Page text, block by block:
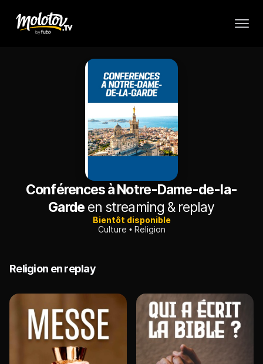
Conférences à Notre-Dame-de-la-
Gardeen streaming & replay
Bientôt disponible
Culture
Religion
Religion en replay